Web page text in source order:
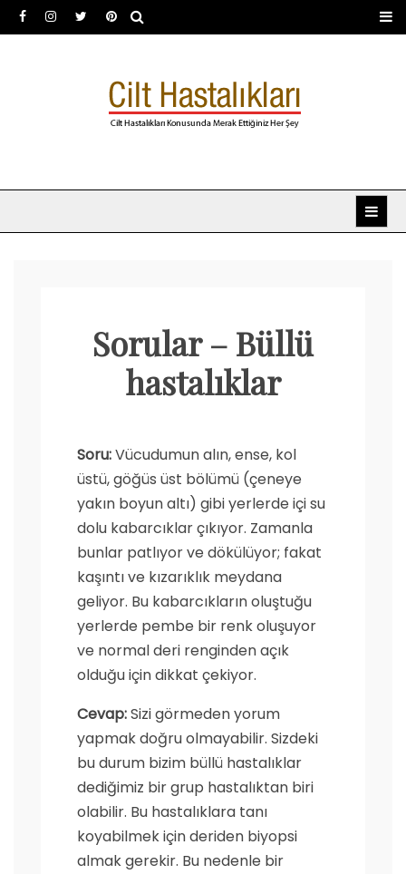
Skip
to
Dermatoloji uzmanı Dr.
Şafak Metekoğlu Akalın
Sorular – Büllü
hastalıklar
Soru:Vücudumun alın, ense, kol
üstü, göğüs üst bölümü (çeneye
yakın boyun altı) gibi yerlerde içi su
dolu kabarcıklar çıkıyor. Zamanla
bunlar patlıyor ve dökülüyor; fakat
kaşıntı ve kızarıklık meydana
geliyor. Bu kabarcıkların oluştuğu
yerlerde pembe bir renk oluşuyor
ve normal deri renginden açık
olduğu için dikkat çekiyor.
Cevap:Sizi görmeden yorum
yapmak doğru olmayabilir. Sizdeki
bu durum bizim büllü hastalıklar
dediğimiz bir grup hastalıktan biri
olabilir. Bu hastalıklara tanı
koyabilmek için deriden biyopsi
almak gerekir. Bu nedenle bir